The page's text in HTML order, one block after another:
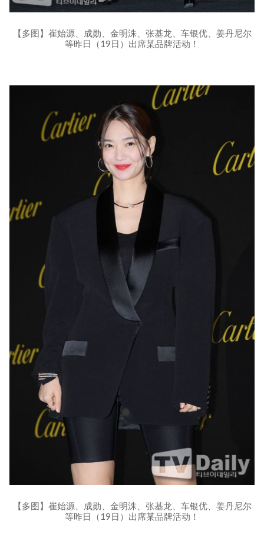
【多图】崔始源、成勋、金明洙、张基龙、车银优、姜丹尼尔
等昨日（19日）出席某品牌活动！
【多图】崔始源、成勋、金明洙、张基龙、车银优、姜丹尼尔
等昨日（19日）出席某品牌活动！